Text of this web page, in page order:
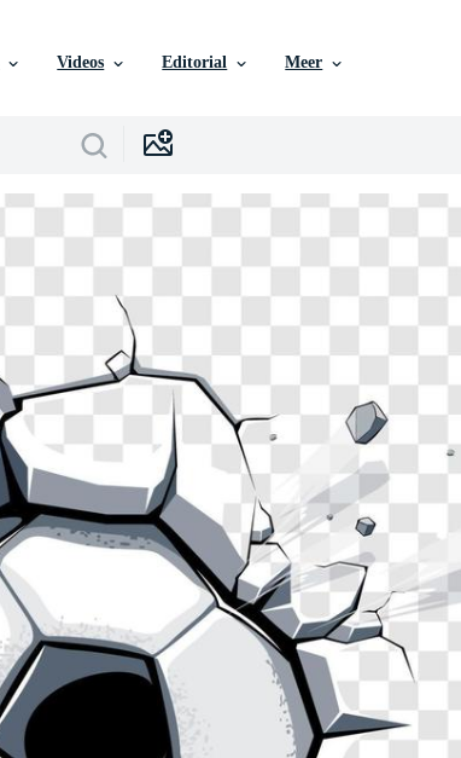
Videos Editorial Meer